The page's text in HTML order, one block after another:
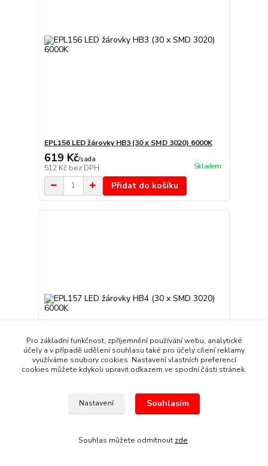
EPL156 LED žárovky HB3 (30 x SMD 3020) 6000K
619 Kč/sada
512 Kč bez DPH Skladem
Přidat do košíku
EPL157 LED žárovky HB4 (30 x SMD 3020) 6000K
619 Kč/sada
Přidat do košíku
Pro základní funkčnost, zpříjemnění používání webu, analytické
účely a v případě udělení souhlasu také pro účely cílení reklamy
využíváme soubory cookies. Nastavení vlastních preferencí
cookies můžete kdykoli upravit odkazem ve spodní části stránek.
Nastavení Souhlasím
Souhlas můžete odmítnout zde.